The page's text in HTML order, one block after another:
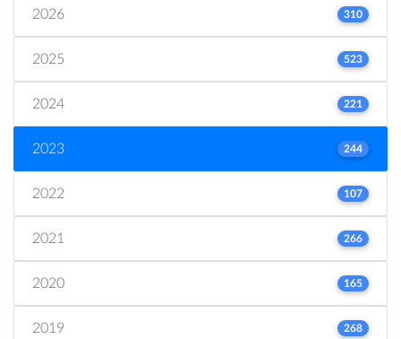
2026 310
2025 523
2024 221
2023 244
2022 107
2021 266
2020 165
2019 268